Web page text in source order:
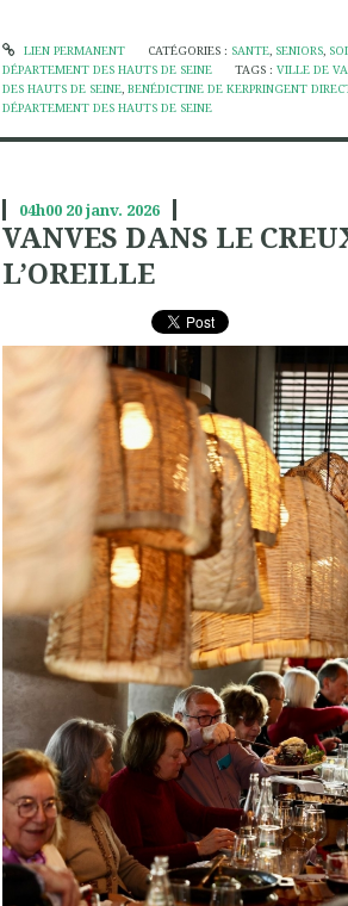
LIEN PERMANENT CATÉGORIES : SANTE, SENIORS,
DÉPARTEMENT DES HAUTS DE SEINE
TAGS :VILLE DE
DES HAUTS DE SEINE, BENÉDICTINE DE KERPRINGENT
DÉPARTEMENT DES HAUTS DE SEINE
04h00 20janv. 2026
VANVES DANS LE
L’OREILLE